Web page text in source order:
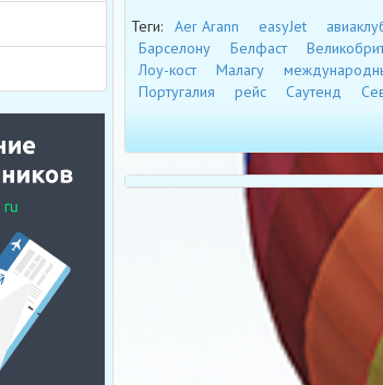
Теги: Aer Arann easyJet
Барселону
Белфаст
Лоу-кост
Малагу
Португалия
рейс Саутенд